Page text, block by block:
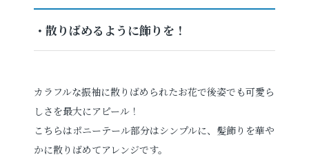
・散りばめるように飾りを！
カラフルな振袖に散りばめられたお花で後姿でも可愛ら
しさを最大にアピール！
こちらはポニーテール部分はシンプルに、髪飾りを華や
かに散りばめてアレンジです。